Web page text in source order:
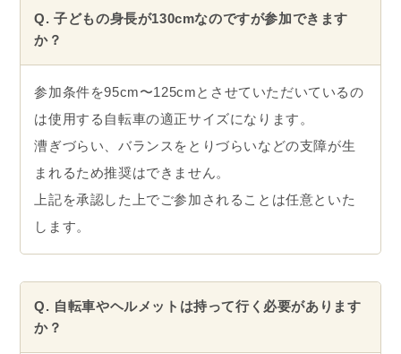
Q. 子どもの身長が130cmなのですが参加できます
か？
参加条件を95cm〜125cmとさせていただいているの
は使用する自転車の適正サイズになります。
漕ぎづらい、バランスをとりづらいなどの支障が生
まれるため推奨はできません。
上記を承認した上でご参加されることは任意といた
します。
Q. 自転車やヘルメットは持って行く必要があります
か？